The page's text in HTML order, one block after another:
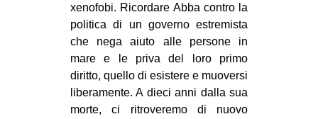
xenofobi. Ricordare Abba contro la
politica di un governo estremista
che nega aiuto alle persone in
mare e le priva del loro primo
diritto, quello di esistere e muoversi
liberamente. A dieci anni dalla sua
morte, ci ritroveremo di nuovo